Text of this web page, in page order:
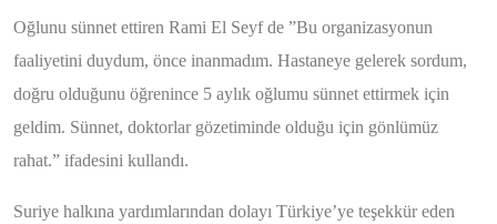
Oğlunu sünnet ettiren Rami El Seyf de ”Bu organizasyonun
faaliyetini duydum, önce inanmadım. Hastaneye gelerek sordum,
doğru olduğunu öğrenince 5 aylık oğlumu sünnet ettirmek için
geldim. Sünnet, doktorlar gözetiminde olduğu için gönlümüz
rahat.” ifadesini kullandı.
Suriye halkına yardımlarından dolayı Türkiye’ye teşekkür eden